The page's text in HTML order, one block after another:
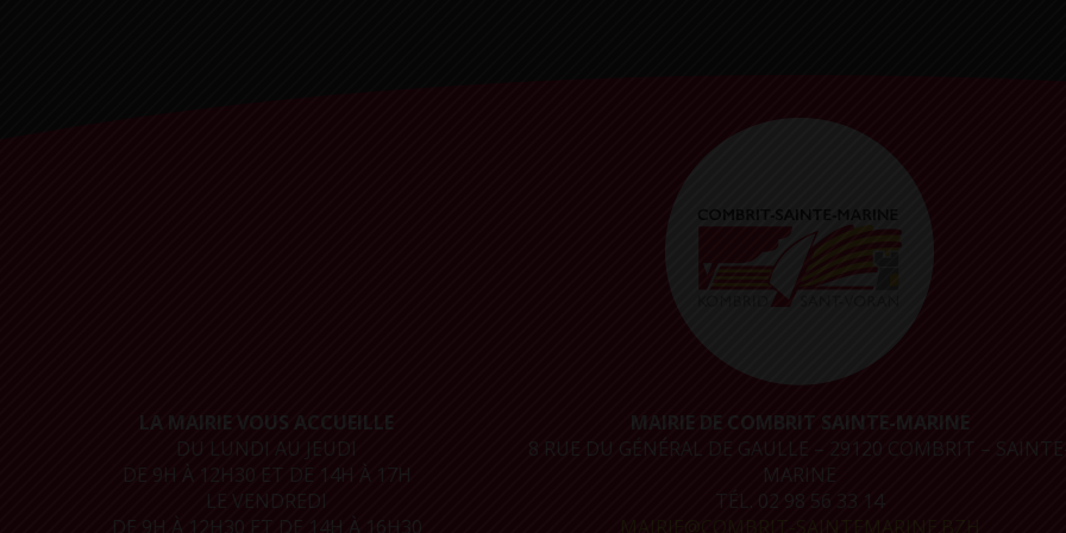
LA MAIRIE VOUS ACCUEILLE
DU LUNDI AU JEUDI
DE 9H À 12H30 ET DE 14H À 17H
LE VENDREDI
DE 9H À 12H30 ET DE 14H À 16H30
MAIRIE DE COMBRIT SAINTE-MARINE
8 RUE DU GÉNÉRAL DE GAULLE – 29120 COMBRIT –
MARINE
TÉL. 02 98 56 33 14